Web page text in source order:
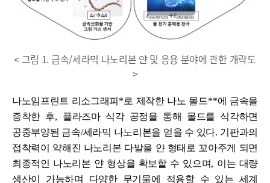
< 그림 1. 금속/세라믹 나노리본 얀 및 응용 분야에 관한 개략도
>
나노임프린트 리소그래피 *로 제작한 나노 몰드**에 금속을
증착한 후, 플라즈마 식각 공정을 통해 몰드를 식각하면
공중부양된 금속/세라믹 나노리본을 얻을 수 있다. 기판과의
접착력이 약해진 나노리본 다발을 얀 형태로 꼬아주게 되면
최종적인 나노리본 얀 형상을 확보할 수 있으며, 이는 대량
생산이 가능하며 다양한 무기물에 적용할 수 있는 세계